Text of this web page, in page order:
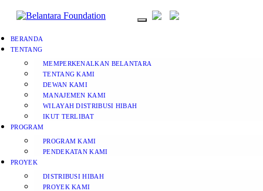
BERANDA
TENTANG
MEMPERKENALKAN BELANTARA
TENTANG KAMI
DEWAN KAMI
MANAJEMEN KAMI
WILAYAH DISTRIBUSI HIBAH
IKUT TERLIBAT
PROGRAM
PROGRAM KAMI
PENDEKATAN KAMI
PROYEK
DISTRIBUSI HIBAH
PROYEK KAMI